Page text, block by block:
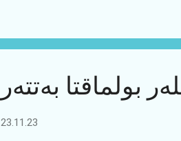
ساقايماس. شۇڭا تونۇشمىزنىڭ تېخىمۇ
بولماقتا بەتتەر
23.11.23